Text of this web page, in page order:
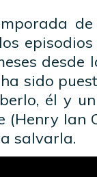
desde
sido
él y
(Henry Ian
salvarla.